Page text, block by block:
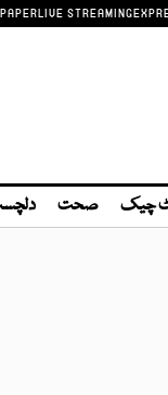
LIVE STREAMING
چیک صحت